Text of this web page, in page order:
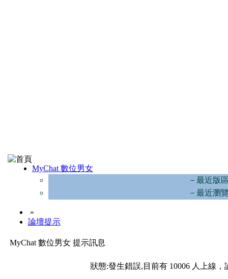
MyChat 數位男女
－最近版
－最近瀏
»
論壇提示
MyChat 數位男女 提示訊息
狀態:發生錯誤,目前有 10006 人上線